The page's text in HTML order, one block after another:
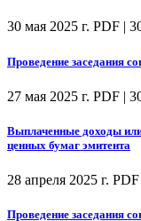
30 мая 2025 г. PDF |
Проведение заседания
27 мая 2025 г. PDF |
Выплаченные доходы
ценных бумаг эмитента
28 апреля 2025 г.
Проведение заседания